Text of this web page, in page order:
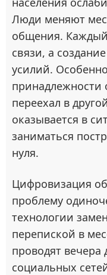
Люди меняют
общения. Каждый
связи, а
усилий.
принадлежности
переехал в
оказывается в
заниматься
нуля.
Цифровизация
проблему
технологии
перепиской в
проводят вечера
социальных